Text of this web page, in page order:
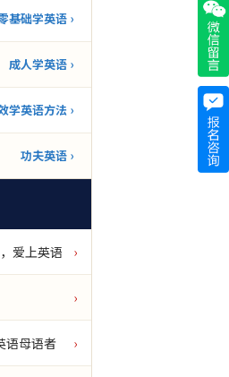
基础学英语 ›
成人学英语 ›
学英语方法 ›
功夫英语 ›
爱上英语 ›
›
语母语者 ›